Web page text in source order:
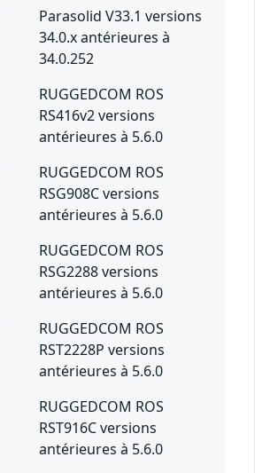
Parasolid V33.1 versions
34.0.x antérieures à
34.0.252
RUGGEDCOM ROS
RS416v2 versions
antérieures à 5.6.0
RUGGEDCOM ROS
RSG908C versions
antérieures à 5.6.0
RUGGEDCOM ROS
RSG2288 versions
antérieures à 5.6.0
RUGGEDCOM ROS
RST2228P versions
antérieures à 5.6.0
RUGGEDCOM ROS
RST916C versions
antérieures à 5.6.0